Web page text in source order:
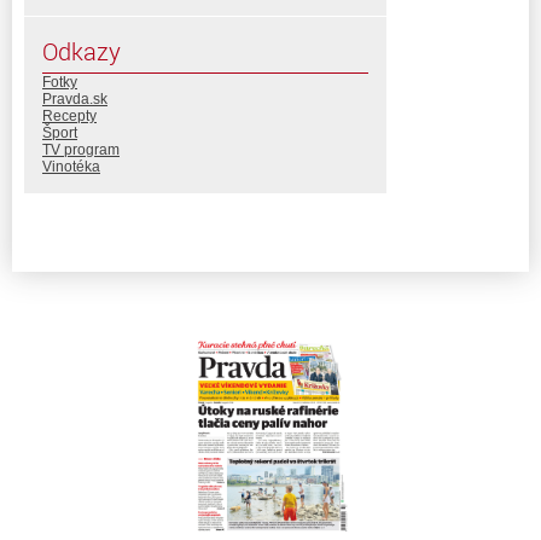
Odkazy
Fotky
Pravda.sk
Recepty
Šport
TV program
Vinotéka